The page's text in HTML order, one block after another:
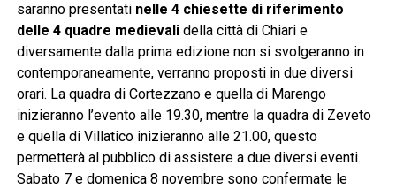
saranno presentati nelle 4 chiesette di riferimento
delle 4 quadre medievali della città di Chiari e
diversamente dalla prima edizione non si svolgeranno in
contemporaneamente, verranno proposti in due diversi
orari. La quadra di Cortezzano e quella di Marengo
inizieranno l’evento alle 19.30, mentre la quadra di Zeveto
e quella di Villatico inizieranno alle 21.00, questo
permetterà al pubblico di assistere a due diversi eventi.
Sabato 7 e domenica 8 novembre sono confermate le